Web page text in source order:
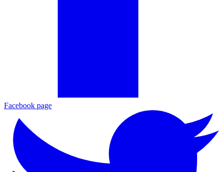
Facebook page